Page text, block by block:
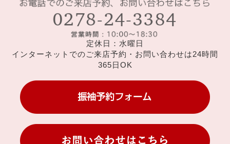
定休日：水曜日
インターネットでのご来店予約・お問い合わせは24時間
365日OK